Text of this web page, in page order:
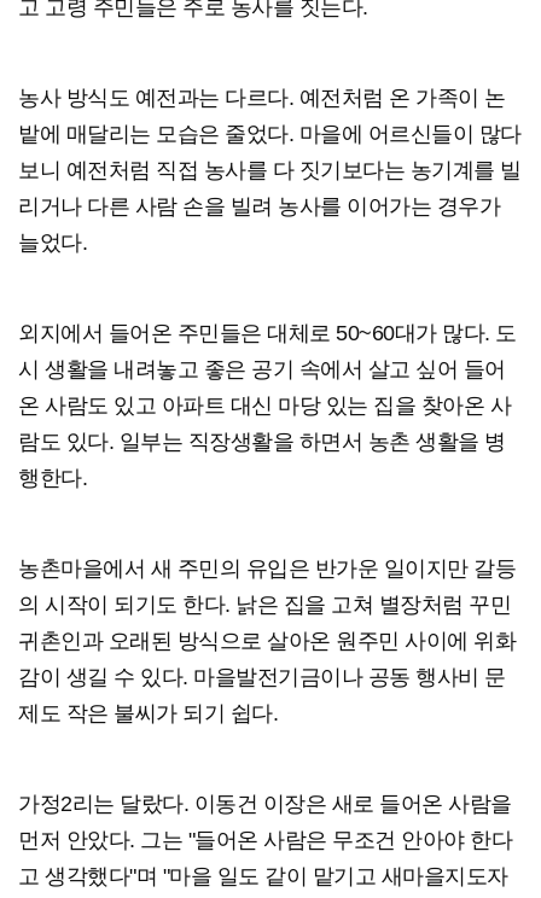
고 고령 주민들은 주로 농사를 짓는다.
농사 방식도 예전과는 다르다. 예전처럼 온 가족이 논
밭에 매달리는 모습은 줄었다. 마을에 어르신들이 많다
보니 예전처럼 직접 농사를 다 짓기보다는 농기계를 빌
리거나 다른 사람 손을 빌려 농사를 이어가는 경우가
늘었다.
외지에서 들어온 주민들은 대체로 50~60대가 많다. 도
시 생활을 내려놓고 좋은 공기 속에서 살고 싶어 들어
온 사람도 있고 아파트 대신 마당 있는 집을 찾아온 사
람도 있다. 일부는 직장생활을 하면서 농촌 생활을 병
행한다.
농촌마을에서 새 주민의 유입은 반가운 일이지만 갈등
의 시작이 되기도 한다. 낡은 집을 고쳐 별장처럼 꾸민
귀촌인과 오래된 방식으로 살아온 원주민 사이에 위화
감이 생길 수 있다. 마을발전기금이나 공동 행사비 문
제도 작은 불씨가 되기 쉽다.
가정2리는 달랐다. 이동건 이장은 새로 들어온 사람을
먼저 안았다. 그는 "들어온 사람은 무조건 안아야 한다
고 생각했다"며 "마을 일도 같이 맡기고 새마을지도자